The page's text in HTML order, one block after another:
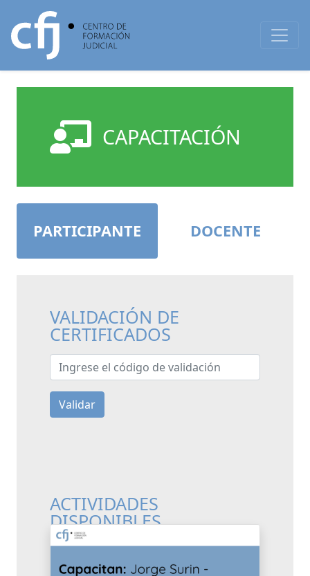
CAPACITACIÓN
PARTICIPANTE DOCENTE
VALIDACIÓN DE
CERTIFICADOS
Ingrese el código de validación
Validar
ACTIVIDADES
DISPONIBLES